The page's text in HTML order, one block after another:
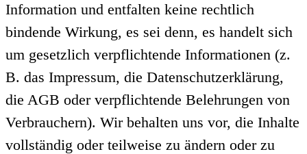
Information und entfalten keine rechtlich
bindende Wirkung, es sei denn, es handelt sich
um gesetzlich verpflichtende Informationen (z.
B. das Impressum, die Datenschutzerklärung,
die AGB oder verpflichtende Belehrungen von
Verbrauchern). Wir behalten uns vor, die Inhalte
vollständig oder teilweise zu ändern oder zu